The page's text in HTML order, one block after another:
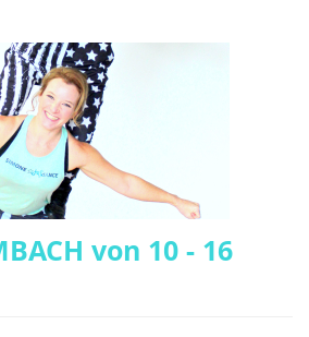
von 10 - 16